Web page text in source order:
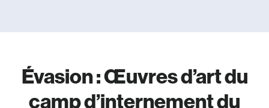
Évasion : Œuvres d’art du
camp d’internement du